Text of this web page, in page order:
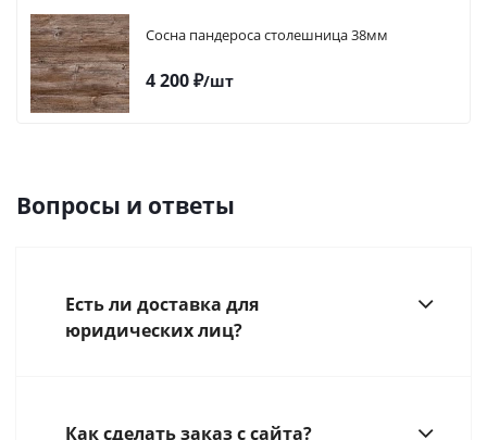
Сосна пандероса столешница 38мм
4 200₽/шт
Вопросы и ответы
Есть ли доставка для
юридических лиц?
Как сделать заказ с сайта?